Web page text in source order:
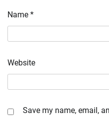
Name *
Website
Save my name, email,